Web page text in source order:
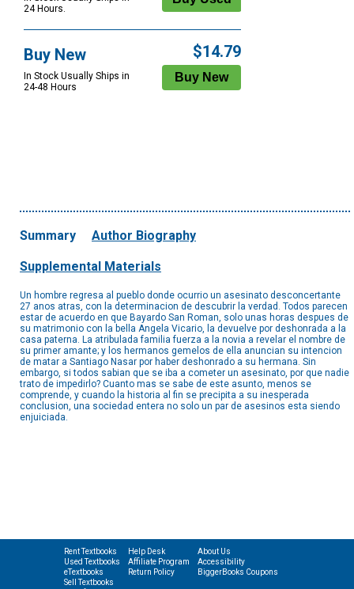
24 Hours.
Buy New
In Stock Usually Ships in
24-48 Hours
$14.79
Summary Author Biography
Supplemental Materials
Un hombre regresa al pueblo donde ocurrio un asesinato desconcertante
27 anos atras, con la determinacion de descubrir la verdad. Todos parecen
estar de acuerdo en que Bayardo San Roman, solo unas horas despues de
su matrimonio con la bella Angela Vicario, la devuelve por deshonrada a la
casa paterna. La atribulada familia fuerza a la novia a revelar el nombre de
su primer amante; y los hermanos gemelos de ella anuncian su intencion
de matar a Santiago Nasar por haber deshonrado a su hermana. Sin
embargo, si todos sabian que se iba a cometer un asesinato, por que nadie
trato de impedirlo? Cuanto mas se sabe de este asunto, menos se
comprende, y cuando la historia al fin se precipita a su inesperada
conclusion, una sociedad entera no solo un par de asesinos esta siendo
enjuiciada.
Rent Textbooks
Used Textbooks
eTextbooks
Sell Textbooks
Help Desk
Affiliate Program
Return Policy
About Us
Accessibility
BiggerBooks Coupons